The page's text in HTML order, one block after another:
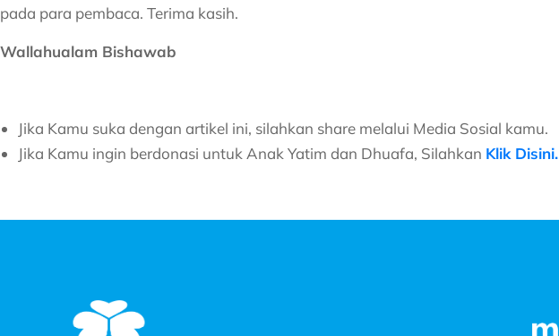
pada para pembaca. Terima kasih.
Wallahualam Bishawab
Jika Kamu suka dengan artikel ini, silahkan share melalui Media Sosial kamu.
Jika Kamu ingin berdonasi untuk Anak Yatim dan Dhuafa, Silahkan Klik Disini.